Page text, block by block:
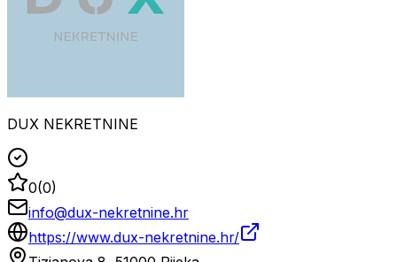
DUX NEKRETNINE
0(0)
info@dux-nekretnine.hr
https://www.dux-nekretnine.hr/